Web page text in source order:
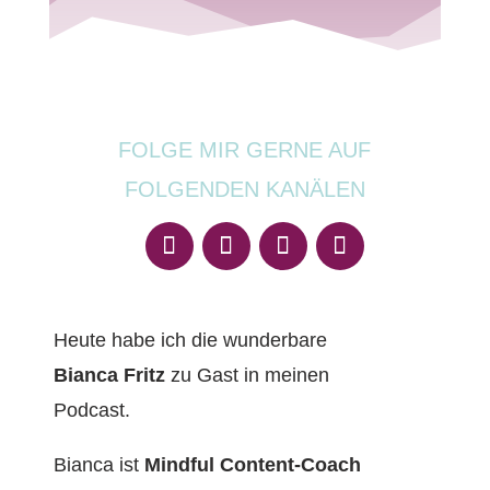
FOLGE MIR GERNE AUF
FOLGENDEN KANÄLEN
Heute habe ich die wunderbare
Bianca Fritzzu Gast in meinen
Podcast.
Bianca ist Mindful Content-Coach